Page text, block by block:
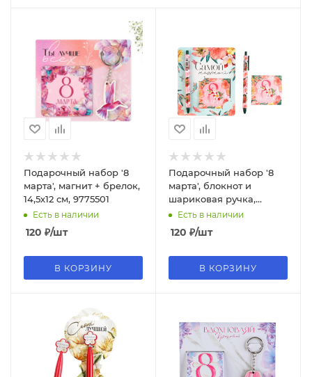
Подарочный набор '8
марта', магнит + брелок,
14,5х12 см, 9775501
Есть в наличии
120 ₽/шт
В КОРЗИНУ
Подарочный набор '8
марта', блокнот и
шариковая ручка,
9229695
Есть в наличии
120 ₽/шт
В КОРЗИНУ